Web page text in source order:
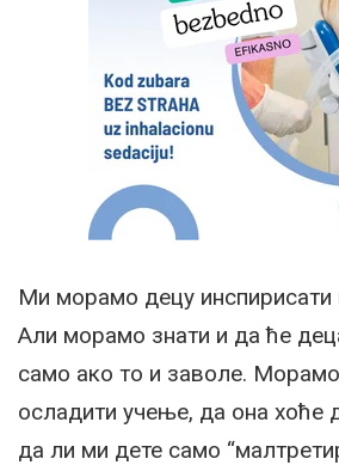
Ми морамо децу инспирисати
Али морамо знати и да ће
само ако то и заволе.
осладити учење, да она хоће
да ли ми дете само